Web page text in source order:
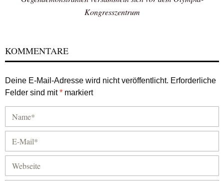
Kongresszentrum
KOMMENTARE
Deine E-Mail-Adresse wird nicht veröffentlicht. Erforderliche
Felder sind mit* markiert